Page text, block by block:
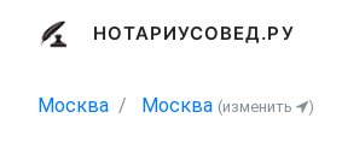
НОТАРИУСОВЕД.РУ
Москва Москва (изменить )